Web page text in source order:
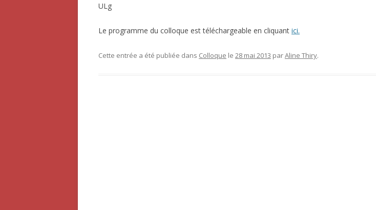
ULg
Le programme du colloque est téléchargeable en cliquant ici.
Cette entrée a été publiée dans Colloque le 28 mai 2013 parAline Thiry.